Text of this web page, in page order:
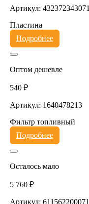
Артикул: 432372343071
Пластина
Подробнее
Оптом дешевле
540 ₽
Артикул: 1640478213
Фильтр топливный
Подробнее
Осталось мало
5 760 ₽
Артикул: 611562200071